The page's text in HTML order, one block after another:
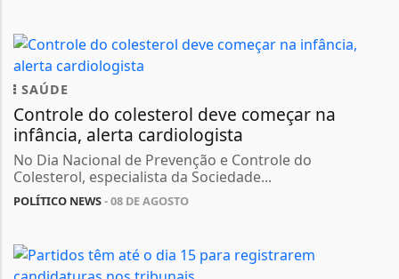
SAÚDE
Controle do colesterol deve começar na
infância, alerta cardiologista
No Dia Nacional de Prevenção e Controle do
Colesterol, especialista da Sociedade...
POLÍTICO NEWS- 08 DE AGOSTO